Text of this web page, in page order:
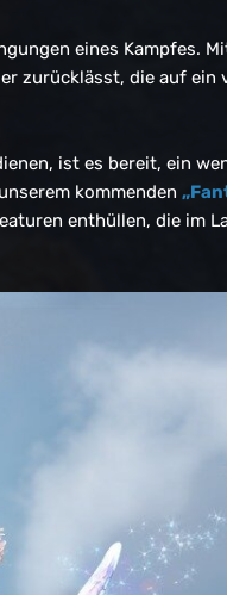
eines Kampfes.
zurücklässt, die auf
ist es bereit, ein
kommenden
enthüllen, die im